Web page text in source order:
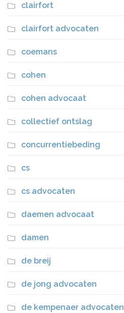
clairfort
clairfort advocaten
coemans
cohen
cohen advocaat
collectief ontslag
concurrentiebeding
cs
cs advocaten
daemen advocaat
damen
de breij
de jong advocaten
de kempenaer advocaten